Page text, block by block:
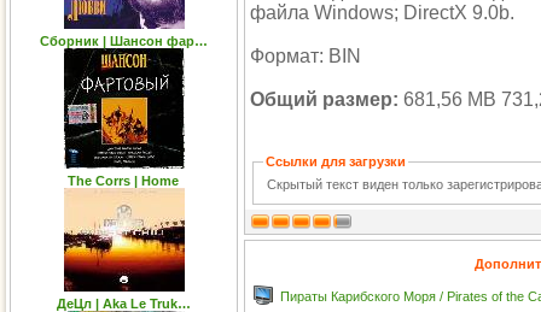
Сборник | Шансон фар…
The Corrs | Home
ДеЦл | Aka Le Truk…
файла Windows; DirectX 9.0b.
Формат: BIN
Общий размер: 681,56 MB
Ссылки для загрузки
Скрытый текст виден только
Пираты Карибского Моря / Pirates of the